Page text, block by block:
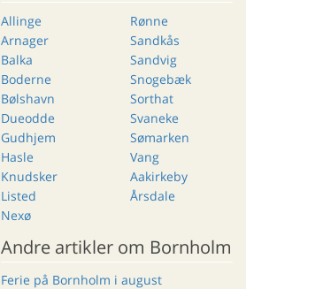
Allinge
Arnager
Balka
Boderne
Bølshavn
Dueodde
Gudhjem
Hasle
Knudsker
Listed
Nexø
Rønne
Sandkås
Sandvig
Snogebæk
Sorthat
Svaneke
Sømarken
Vang
Aakirkeby
Årsdale
Andre artikler om Bornholm
Ferie på Bornholm i august